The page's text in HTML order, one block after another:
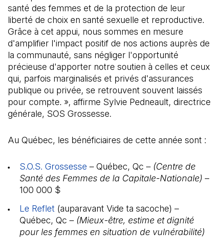
santé des femmes et de la protection de leur
liberté de choix en santé sexuelle et reproductive.
Grâce à cet appui, nous sommes en mesure
d'amplifier l'impact positif de nos actions auprès de
la communauté, sans négliger l'opportunité
précieuse d'apporter notre soutien à celles et ceux
qui, parfois marginalisés et privés d'assurances
publique ou privée, se retrouvent souvent laissés
pour compte. », affirme Sylvie Pedneault, directrice
générale, SOS Grossesse.
Au Québec, les bénéficiaires de cette année sont :
S.O.S. (Il s'ouvre dans un nouvel onglet)
Grossesse (Il s'ouvre dans un nouvel onglet)
– Québec, Qc – (Centre de
Santé des Femmes de la Capitale-Nationale) –
100 000 $
Le Reflet (Il s'ouvre dans un nouvel onglet)
(auparavant Vide ta sacoche) –
Québec, Qc – (Mieux-être, estime et dignité
pour les femmes en situation de vulnérabilité)